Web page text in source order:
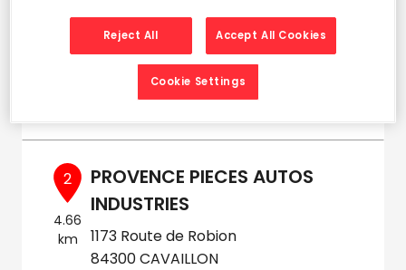
Ouvert 10:00 - 18:00
Téléphone
Voir plus
2
4.66
km
PROVENCE PIECES AUTOS
INDUSTRIES
1173 Route de Robion
84300 CAVAILLON
Reject All Accept All Cookies
Cookie Settings